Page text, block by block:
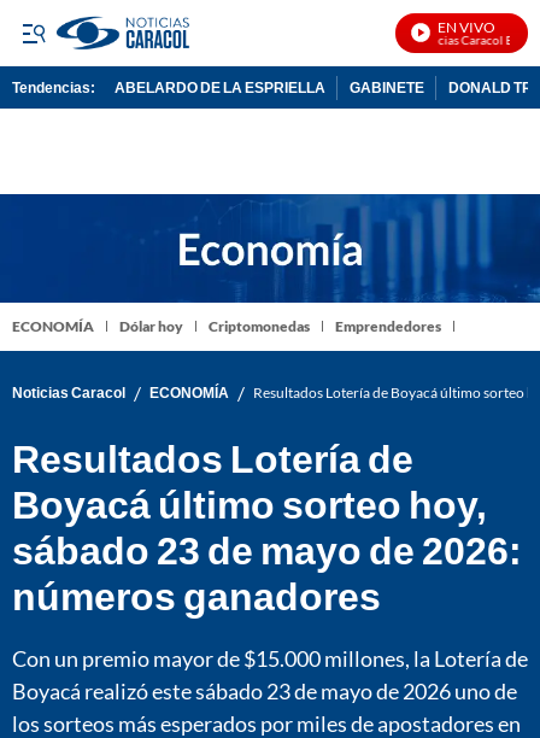
EN VIVO
Noticias Caracol En Vivo
Tendencias: ABELARDO DE LA ESPRIELLA GABINETE DONALD
ECONOMÍA Dólar hoy Criptomonedas Emprendedores
Noticias Caracol / ECONOMÍA / Resultados Lotería de Boyacá último sorteo
Resultados Lotería de
Boyacá último sorteo hoy,
sábado 23 de mayo de 2026:
números ganadores
Con un premio mayor de $15.000 millones, la Lotería de
Boyacá realizó este sábado 23 de mayo de 2026 uno de
los sorteos más esperados por miles de apostadores en